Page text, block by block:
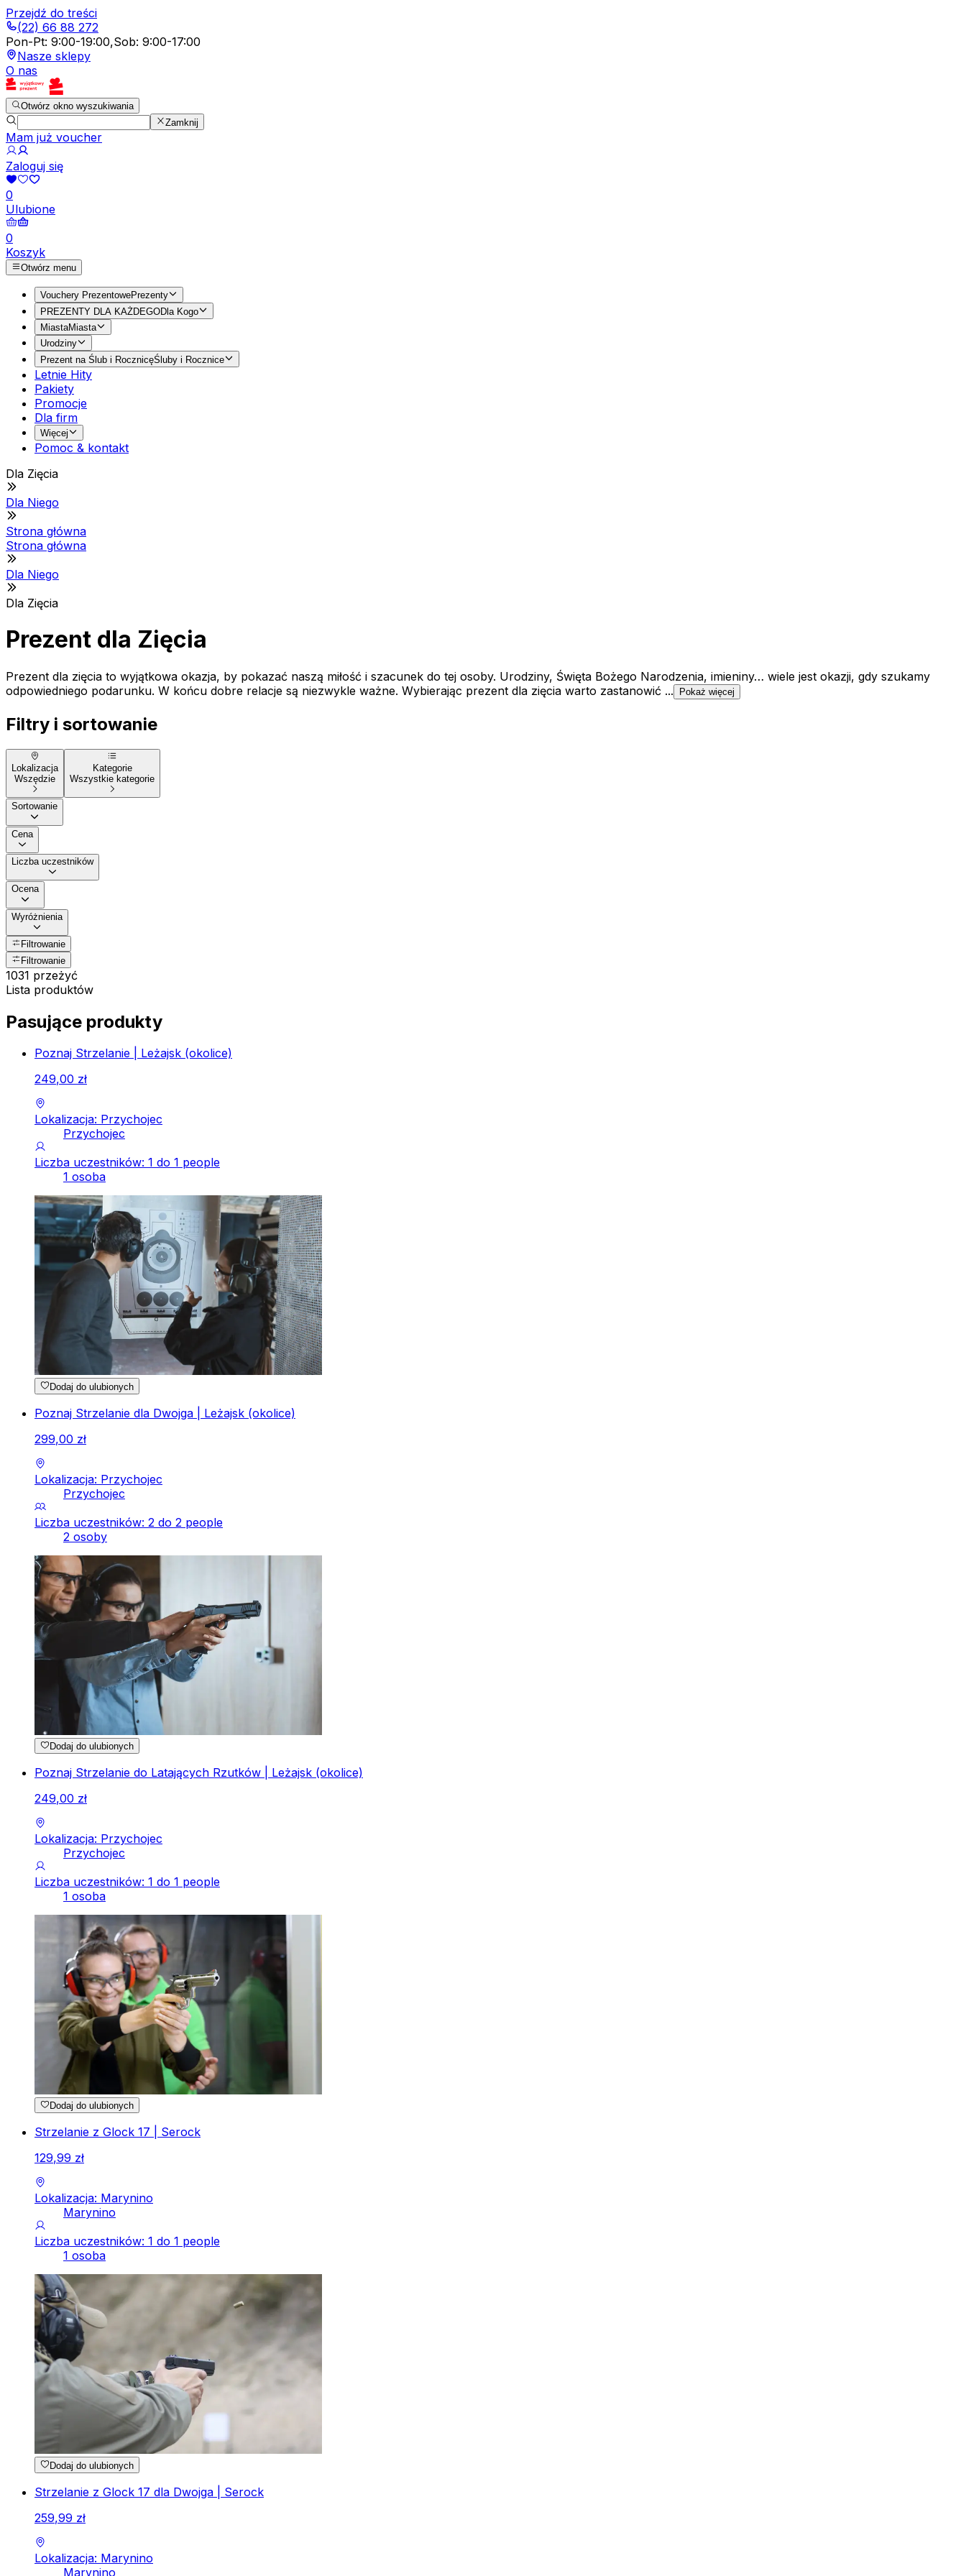
Przejdź do treści
(22) 66 88 272
Pon-Pt: 9:00-19:00,Sob: 9:00-17:00
Nasze sklepy
O nas
Otwórz okno wyszukiwania
Zamknij
Mam już voucher
Zaloguj się
0
Ulubione
0
Koszyk
Otwórz menu
Vouchery PrezentowePrezenty
PREZENTY DLA KAŻDEGODla Kogo
MiastaMiasta
Urodziny
Prezent na Ślub i RocznicęŚluby i Rocznice
Letnie Hity
Pakiety
Promocje
Dla firm
Więcej
Pomoc & kontakt
Dla Zięcia
Dla Niego
Strona główna
Strona główna
Dla Niego
Dla Zięcia
Prezent dla Zięcia
Prezent dla zięcia to wyjątkowa okazja, by pokazać naszą miłość i szacunek do tej osoby. Urodziny, Święta Bożego Narodzenia, imieniny… wiele jest okazji, gdy szukamy
odpowiedniego podarunku. W końcu dobre relacje są niezwykle ważne. Wybierając prezent dla zięcia warto zastanowić ...
Pokaż więcej
Filtry i sortowanie
Lokalizacja
Wszędzie
Kategorie
Wszystkie kategorie
Sortowanie
Cena
Liczba uczestników
Ocena
Wyróżnienia
Filtrowanie
Filtrowanie
1031 przeżyć
Lista produktów
Pasujące produkty
Poznaj Strzelanie | Leżajsk (okolice)
249,00 zł
Lokalizacja: Przychojec
Przychojec
Liczba uczestników: 1 do 1 people
1 osoba
Dodaj do ulubionych
Poznaj Strzelanie dla Dwojga | Leżajsk (okolice)
299,00 zł
Lokalizacja: Przychojec
Przychojec
Liczba uczestników: 2 do 2 people
2 osoby
Dodaj do ulubionych
Poznaj Strzelanie do Latających Rzutków | Leżajsk (okolice)
249,00 zł
Lokalizacja: Przychojec
Przychojec
Liczba uczestników: 1 do 1 people
1 osoba
Dodaj do ulubionych
Strzelanie z Glock 17 | Serock
129,99 zł
Lokalizacja: Marynino
Marynino
Liczba uczestników: 1 do 1 people
1 osoba
Dodaj do ulubionych
Strzelanie z Glock 17 dla Dwojga | Serock
259,99 zł
Lokalizacja: Marynino
Marynino